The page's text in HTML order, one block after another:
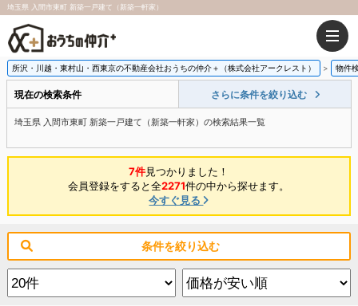
埼玉県 入間市東町 新築一戸建て（新築一軒家）
所沢・川越・東村山・西東京の不動産会社おうちの仲介＋（株式会社アークレスト） 物件
現在の検索条件 さらに条件を絞り込む
埼玉県 入間市東町 新築一戸建て（新築一軒家）の検索結果一覧
7件見つかりました！
会員登録をすると全2271件の中から探せます。
今すぐ見る
条件を絞り込む